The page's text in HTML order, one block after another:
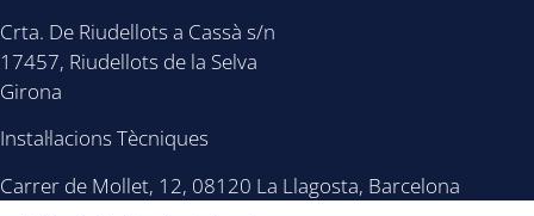
Crta. De Riudellots a Cassà s/n
17457, Riudellots de la Selva
Girona
Instal·lacions Tècniques
Carrer de Mollet, 12, 08120 La Llagosta, Barcelona